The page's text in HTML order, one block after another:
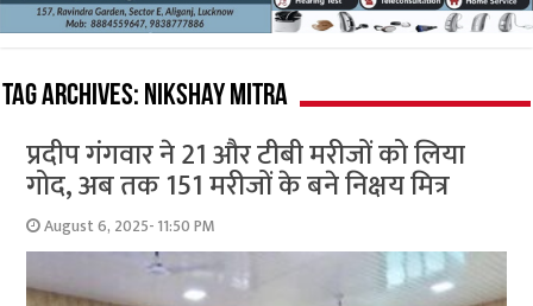
Tag Archives: Nikshay Mitra
प्रदीप गंगवार ने 21 और टीबी मरीजों को लिया
गोद, अब तक 151 मरीजों के बने निक्षय मित्र
August 6, 2025- 11:50 PM